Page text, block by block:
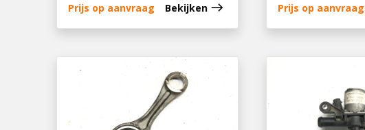
Prijs op aanvraag Bekijken east Prijs op aanvraag